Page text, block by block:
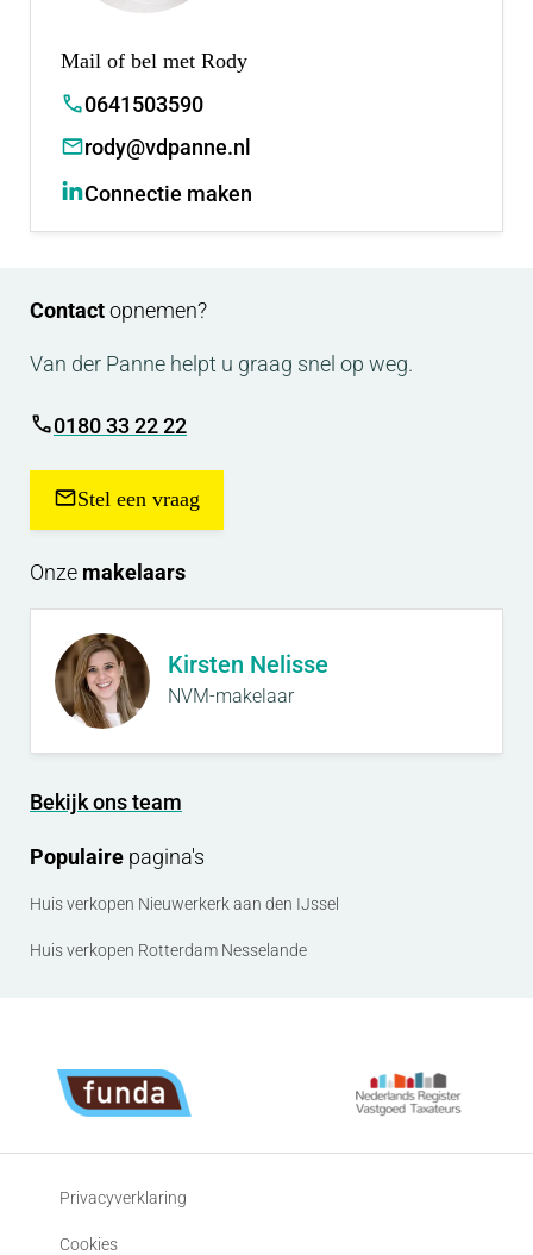
Mail of bel met Rody
0641503590
rody@vdpanne.nl
Connectie maken
Contactopnemen?
Van der Panne helpt u graag snel op weg.
0180 33 22 22
Stel een vraag
Onze makelaars
Kirsten Nelisse
NVM-makelaar
Bekijk ons team
Populaire pagina's
Huis verkopen Nieuwerkerk aan den IJssel
Huis verkopen Rotterdam Nesselande
Privacyverklaring
Cookies